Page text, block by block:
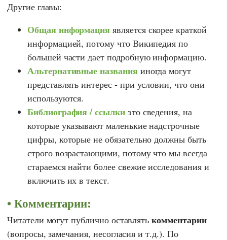
Другие главы:
Общая информацияявляется скорее краткой
информацией, потому что Википедия по
большей части дает подробную информацию.
Альтернативные названияиногда могут
представлять интерес - при условии, что они
используются.
Библиография / ссылки это сведения, на
которые указывают маленькие надстрочные
цифры, которые не обязательно должны быть
строго возрастающими, потому что мы всегда
стараемся найти более свежие исследования и
включить их в текст.
Комментарии:
Читатели могут публично оставлятькомментарии
(вопросы, замечания, несогласия и т.д.). По